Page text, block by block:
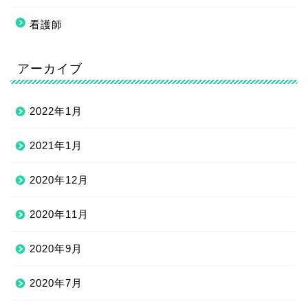
看護師
アーカイブ
2022年1月
2021年1月
2020年12月
2020年11月
2020年9月
2020年7月